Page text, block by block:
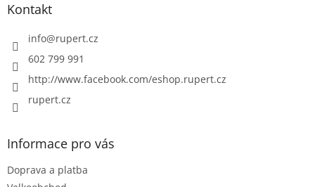
Kontakt
info@rupert.cz
602 799 991
http://www.facebook.com/eshop.rupert.cz
rupert.cz
Informace pro vás
Doprava a platba